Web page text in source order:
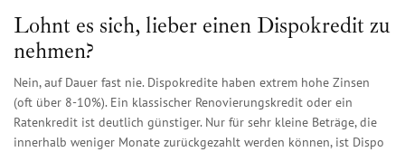
Lohnt es sich, lieber einen Dispokredit zu
nehmen?
Nein, auf Dauer fast nie. Dispokredite haben extrem hohe Zinsen
(oft über 8-10%). Ein klassischer Renovierungskredit oder ein
Ratenkredit ist deutlich günstiger. Nur für sehr kleine Beträge, die
innerhalb weniger Monate zurückgezahlt werden können, ist Dispo